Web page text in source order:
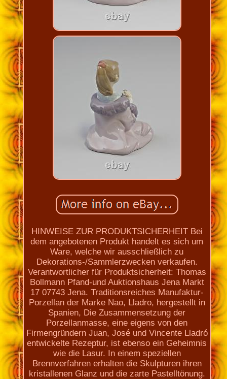
HINWEISE ZUR PRODUKTSICHERHEIT Bei
dem angebotenen Produkt handelt es sich um
Ware, welche wir ausschließlich zu
Dekorations-/Sammlerzwecken verkaufen.
Verantwortlicher für Produktsicherheit: Thomas
Bollmann Pfand-und Auktionshaus Jena Markt
17 07743 Jena. Traditionsreiches Manufaktur-
Porzellan der Marke Nao, Lladro, hergestellt in
Spanien, Die Zusammensetzung der
Porzellanmasse, eine eigens von den
Firmengründern Juan, José und Vincente Lladró
entwickelte Rezeptur, ist ebenso ein Geheimnis
wie die Lasur. In einem speziellen
Brennverfahren erhalten die Skulpturen ihren
kristallenen Glanz und die zarte Pastelltönung.